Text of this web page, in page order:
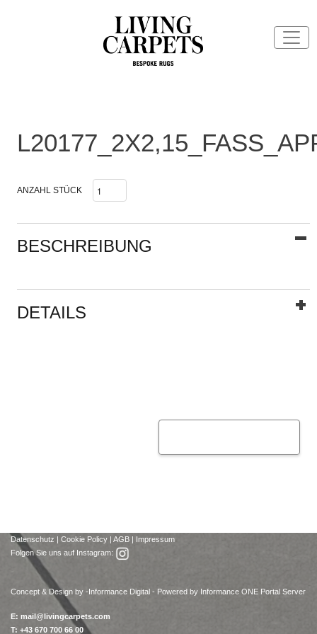
ANZAHL STÜCK
BESCHREIBUNG
DETAILS
Datenschutz | Cookie Policy | AGB | Impressum
Folgen Sie uns auf Instagram:
Concept & Design by -Informance Digital - Powered by Informance ONE Portal Server
E: mail@livingcarpets.com
T: +43 670 700 66 00